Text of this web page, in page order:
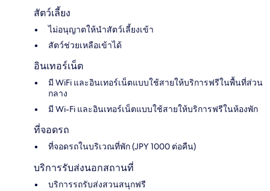
สัตว์เลี้ยง
ไม่อนุญาตให้นำสัตว์เลี้ยงเข้า
สัตว์ช่วยเหลือเข้าได้
อินเทอร์เน็ต
มี WiFi และอินเทอร์เน็ตแบบใช้สายให้บริการฟรีในพื้นที่ส่วน
กลาง
มี Wi-Fi และอินเทอร์เน็ตแบบใช้สายให้บริการฟรีในห้องพัก
ที่จอดรถ
ที่จอดรถในบริเวณที่พัก (JPY 1000 ต่อคืน)
บริการรับส่งนอกสถานที่
บริการรถรับส่งสวนสนุกฟรี